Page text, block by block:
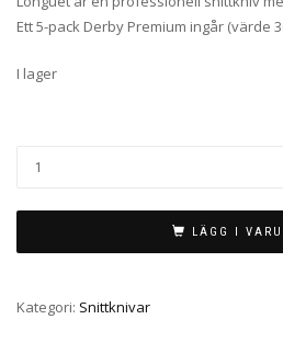
Ett 5-pack Derby Premium ingår (värde
I lager
LÄGG I
Kategori: Snittknivar